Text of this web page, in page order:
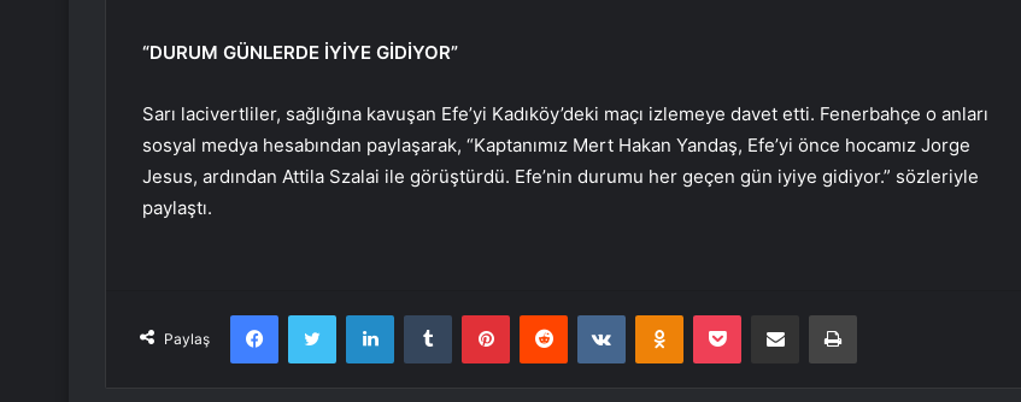
“DURUM GÜNLERDE İYİYE GİDİYOR”
Sarı lacivertliler, sağlığına kavuşan Efe’yi Kadıköy’deki maçı izlemeye davet etti. Fenerbahçe o anları
sosyal medya hesabından paylaşarak, “Kaptanımız Mert Hakan Yandaş, Efe’yi önce hocamız Jorge
Jesus, ardından Attila Szalai ile görüştürdü. Efe’nin durumu her geçen gün iyiye gidiyor.” sözleriyle
paylaştı.
Paylaş
FacebookTwitter LinkedInTumblr PinterestReddit VKontakteOdnoklassniki
Pocket E-Posta ile paylaş Yazdır